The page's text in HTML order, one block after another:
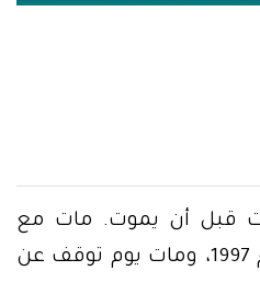
قبل أن يموت. مات مع
جوزف صقر مطلع العام 1997، ومات يوم توقف عن